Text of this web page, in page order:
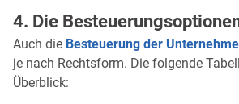
4. Die
Auch die Besteuerung der
je nach Rechtsform. Die folgende
Überblick: